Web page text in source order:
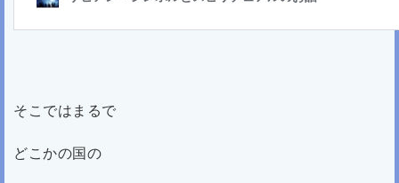
そこではまるで
どこかの国の